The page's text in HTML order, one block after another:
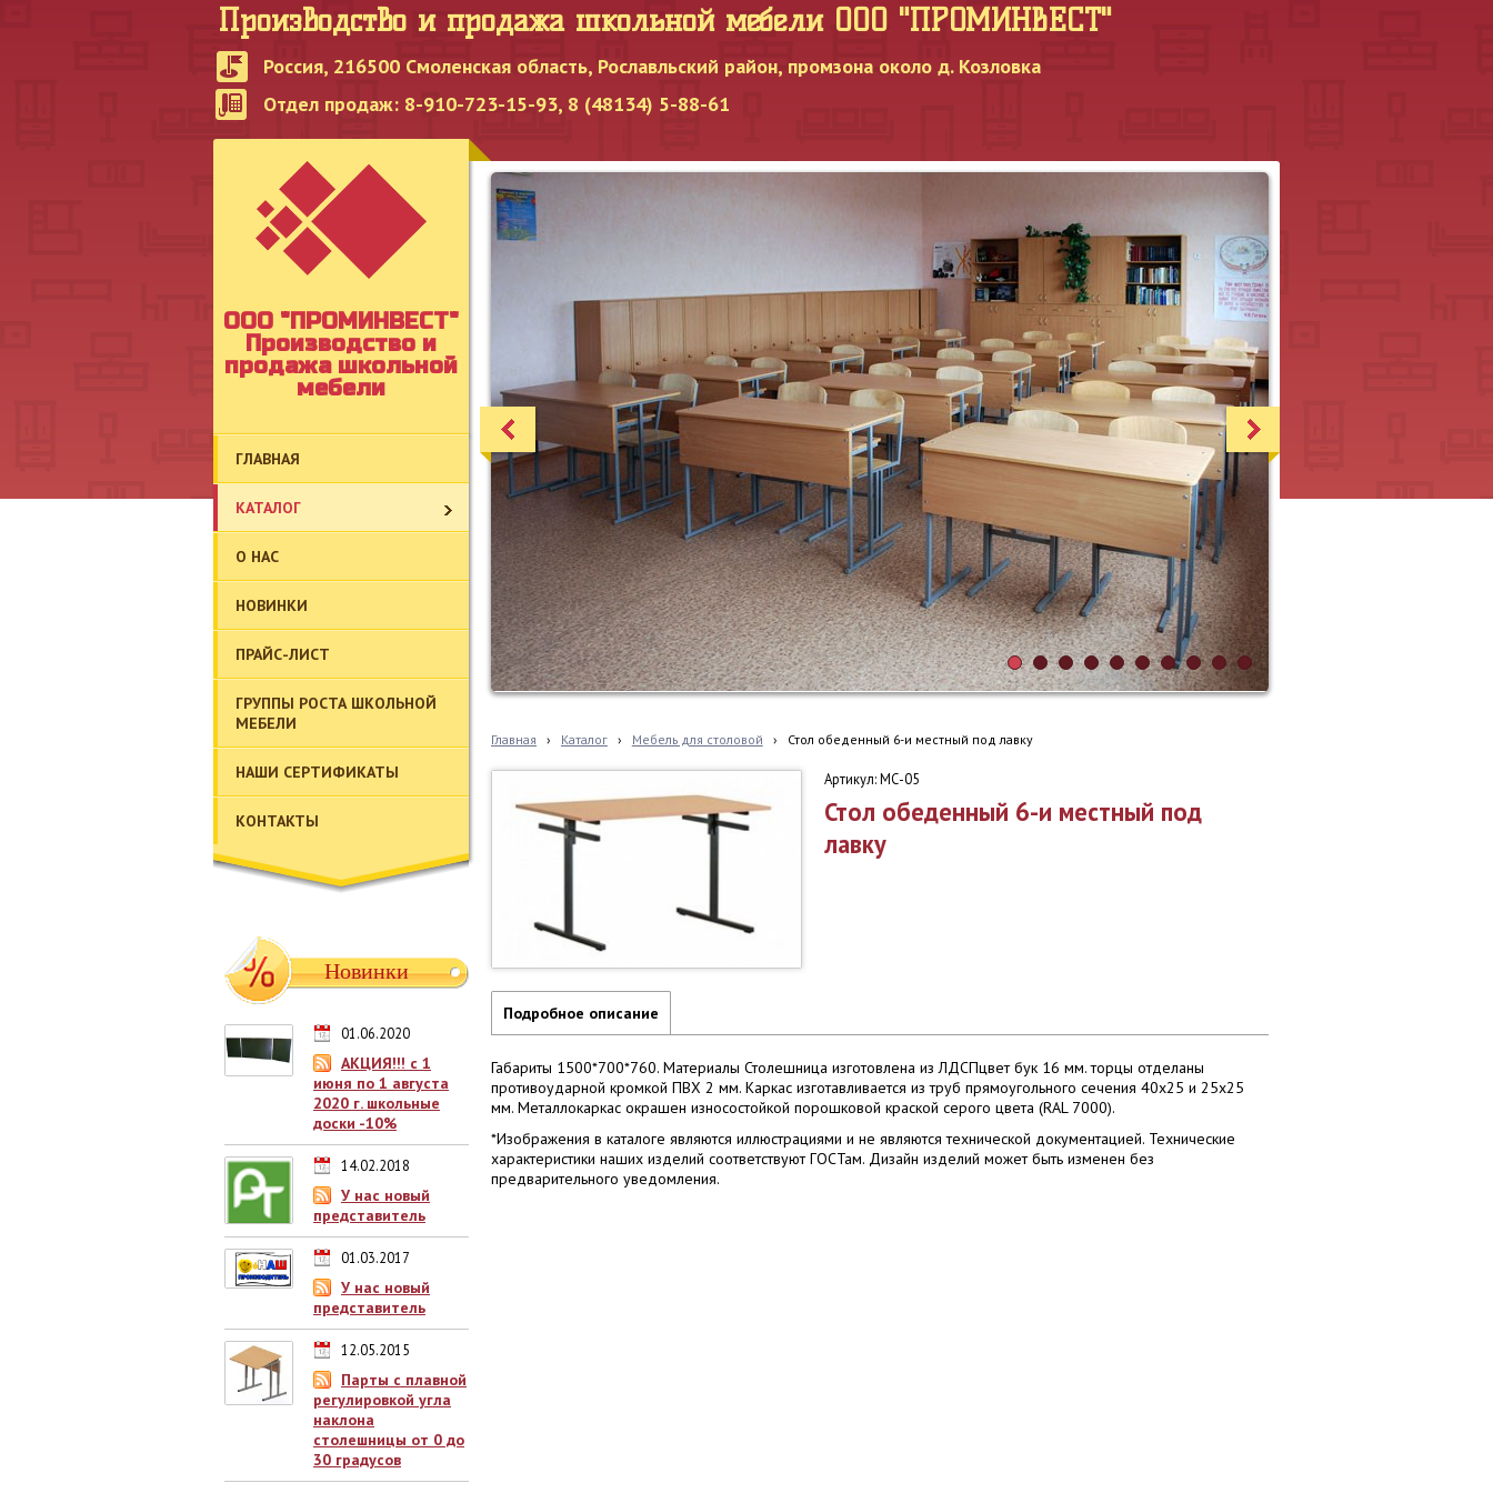
Россия, 216500 Смоленская область, Рославльский район, промзона около д. Козловка
Отдел продаж: 8-910-723-15-93, 8 (48134) 5-88-61
Производство и продажа школьной мебели OOO "ПРОМИНВЕСТ"
OOO "ПРОМИНВЕСТ"
Производство и
продажа школьной
мебели
ГЛАВНАЯ
КАТАЛОГ
О НАС
НОВИНКИ
ПРАЙС-ЛИСТ
ГРУППЫ РОСТА ШКОЛЬНОЙ
МЕБЕЛИ
НАШИ СЕРТИФИКАТЫ
КОНТАКТЫ
Новинки
01.06.2020
АКЦИЯ!!! с 1
июня по 1 августа
2020 г. школьные
доски -10%
14.02.2018
У нас новый
представитель
01.03.2017
У нас новый
представитель
12.05.2015
Парты с плавной
регулировкой угла
наклона
столешницы от 0 до
30 градусов
Главная › Каталог › Мебель для столовой › Стол обеденный 6-и местный под лавку
Артикул: МС-05
Стол обеденный 6-и местный под
лавку
Подробное описание
Габариты 1500*700*760. Материалы Столешница изготовлена из ЛДСПцвет бук 16 мм. торцы отделаны
противоударной кромкой ПВХ 2 мм. Каркас изготавливается из труб прямоугольного сечения 40х25 и 25х25
мм. Металлокаркас окрашен износостойкой порошковой краской серого цвета (RAL 7000).
*Изображения в каталоге являются иллюстрациями и не являются технической документацией. Технические
характеристики наших изделий соответствуют ГОСТам. Дизайн изделий может быть изменен без
предварительного уведомления.